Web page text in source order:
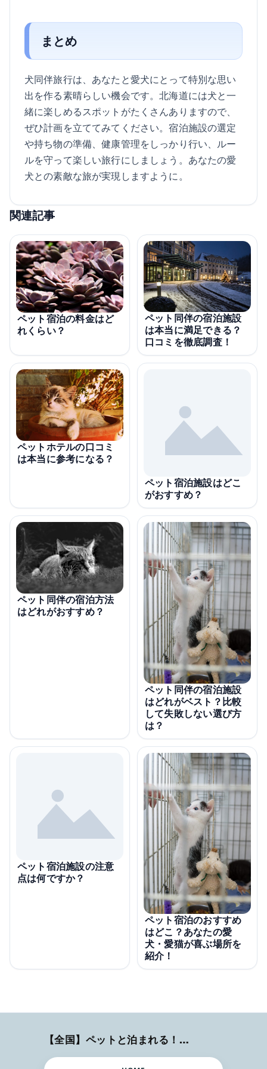
まとめ
犬同伴旅行は、あなたと愛犬にとって特別な思い
出を作る素晴らしい機会です。北海道には犬と一
緒に楽しめるスポットがたくさんありますので、
ぜひ計画を立ててみてください。宿泊施設の選定
や持ち物の準備、健康管理をしっかり行い、ルー
ルを守って楽しい旅行にしましょう。あなたの愛
犬との素敵な旅が実現しますように。
関連記事
ペット宿泊の料金はど
れくらい？
ペット同伴の宿泊施設
は本当に満足できる？
口コミを徹底調査！
ペットホテルの口コミ
は本当に参考になる？
ペット宿泊施設はどこ
がおすすめ？
ペット同伴の宿泊方法
はどれがおすすめ？
ペット同伴の宿泊施設
はどれがベスト？比較
して失敗しない選び方
は？
ペット宿泊施設の注意
点は何ですか？
ペット宿泊のおすすめ
はどこ？あなたの愛
犬・愛猫が喜ぶ場所を
紹介！
【全国】ペットと泊まれる！ホテル・旅館・ヴィラ